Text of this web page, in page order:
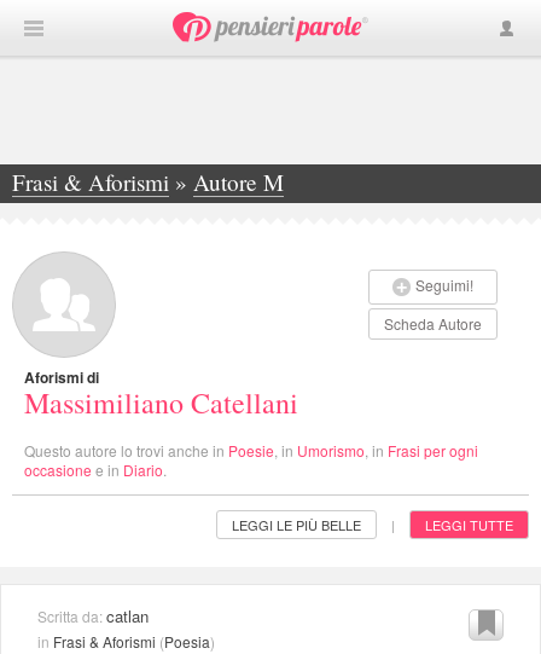
Frasi & Aforismi » Autore M
»Massimiliano Catellani
Seguimi!
Scheda Autore
Aforismi di
Massimiliano Catellani
Questo autore lo trovi anche in Poesie , in Umorismo , in Frasi per ogni
occasione e in Diario
LEGGI LE PIÙ BELLE | LEGGI TUTTE
Scritta da:catlan
in Frasi & Aforismi (Poesia)